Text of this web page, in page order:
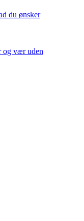
du ønsker
og vær uden